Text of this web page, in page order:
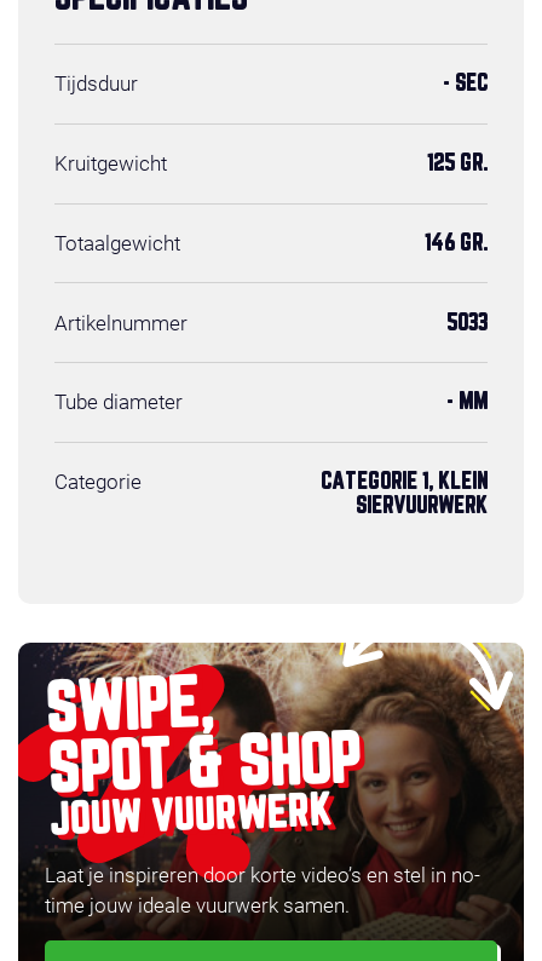
Tijdsduur - SEC
Kruitgewicht 125 GR.
Totaalgewicht 146 GR.
Artikelnummer 5033
Tube diameter - MM
Categorie
CATEGORIE 1, KLEIN
SIERVUURWERK
SWIPE,
SPOT & SHOP
JOUW VUURWERK
Laat je inspireren door korte video’s en stel in no-
time jouw ideale vuurwerk samen.